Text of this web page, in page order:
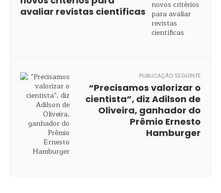
avaliar revistas científicas
PUBLICAÇÃO SEGUINTE
“Precisamos valorizar o
cientista”, diz Adilson de
Oliveira, ganhador do
Prêmio Ernesto
Hamburger